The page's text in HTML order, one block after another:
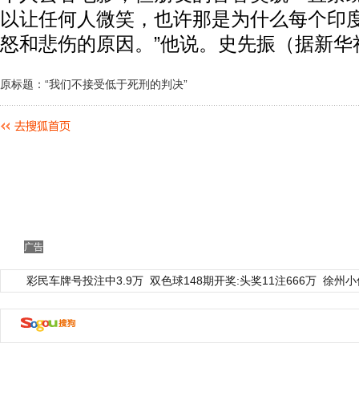
以让任何人微笑，也许那是为什么每个印
怒和悲伤的原因。”他说。史先振（据新
原标题：“我们不接受低于死刑的判决”
广告
彩民车牌号投注中3.9万 双色球148期开奖:头奖11注666万 徐州